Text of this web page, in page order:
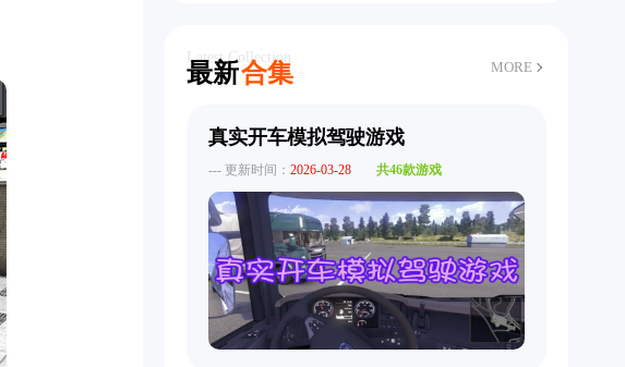
最新合集
Latest Collection
MORE
真实开车模拟驾驶游戏
--- 更新时间： 2026-03-28 共46款游戏